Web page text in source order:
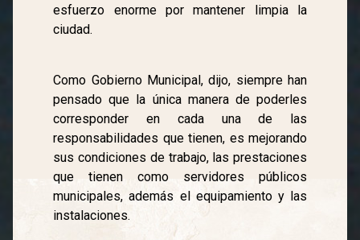
esfuerzo enorme por mantener limpia la
ciudad.
Como Gobierno Municipal, dijo, siempre han
pensado que la única manera de poderles
corresponder en cada una de las
responsabilidades que tienen, es mejorando
sus condiciones de trabajo, las prestaciones
que tienen como servidores públicos
municipales, además el equipamiento y las
instalaciones.